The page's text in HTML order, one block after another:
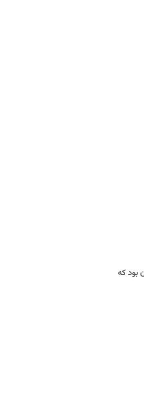
بود که